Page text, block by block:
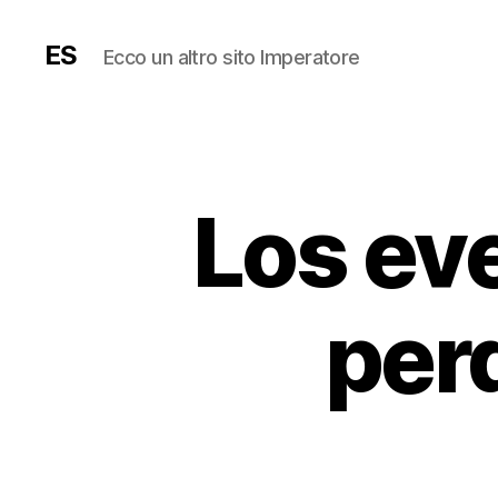
ES Ecco un altro sito Imperatore
Los